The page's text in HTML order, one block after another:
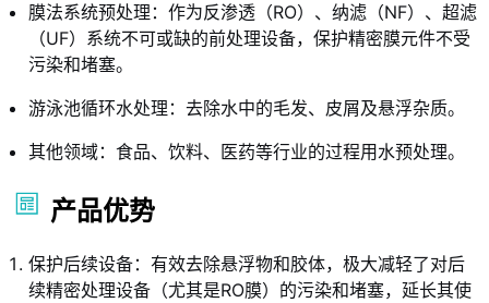
膜法系统预处理：作为反渗透（RO）、纳滤（NF）、超滤
（UF）系统不可或缺的前处理设备，保护精密膜元件不受
污染和堵塞。
游泳池循环水处理：去除水中的毛发、皮屑及悬浮杂质。
其他领域：食品、饮料、医药等行业的过程用水预处理。
产品优势
保护后续设备：有效去除悬浮物和胶体，极大减轻了对后
续精密处理设备（尤其是RO膜）的污染和堵塞，延长其使